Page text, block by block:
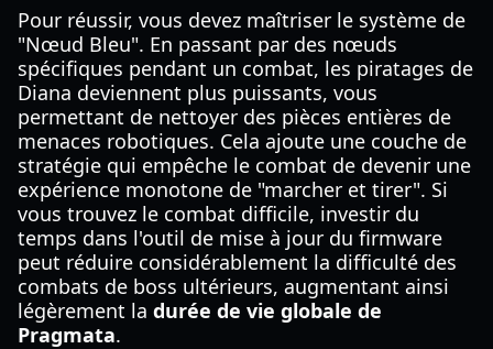
Pour réussir, vous devez maîtriser le système de
"Nœud Bleu". En passant par des nœuds
spécifiques pendant un combat, les piratages de
Diana deviennent plus puissants, vous
permettant de nettoyer des pièces entières de
menaces robotiques. Cela ajoute une couche de
stratégie qui empêche le combat de devenir une
expérience monotone de "marcher et tirer". Si
vous trouvez le combat difficile, investir du
temps dans l'outil de mise à jour du firmware
peut réduire considérablement la difficulté des
combats de boss ultérieurs, augmentant ainsi
légèrement la durée de vie globale de
Pragmata.